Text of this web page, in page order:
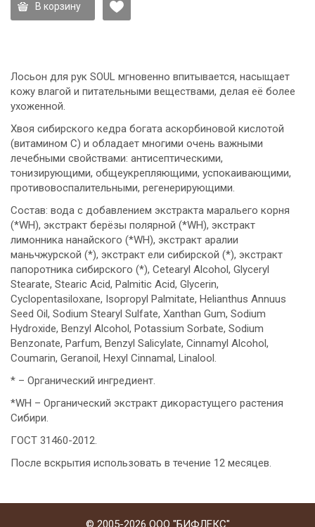
В корзину
Лосьон для рук SOUL мгновенно впитывается, насыщает
кожу влагой и питательными веществами, делая её более
ухоженной.
Хвоя сибирского кедра богата аскорбиновой кислотой
(витамином С) и обладает многими очень важными
лечебными свойствами: антисептическими,
тонизирующими, общеукрепляющими, успокаивающими,
противовоспалительными, регенерирующими.
Состав: вода с добавлением экстракта маральего корня
(*WH), экстракт берёзы полярной (*WH), экстракт
лимонника нанайского (*WH), экстракт аралии
маньчжурской (*), экстракт ели сибирской (*), экстракт
папоротника сибирского (*), Cetearyl Alcohol, Glyceryl
Stearate, Stearic Acid, Palmitic Acid, Glycerin,
Cyclopentasiloxane, Isopropyl Palmitate, Helianthus Annuus
Seed Oil, Sodium Stearyl Sulfate, Xanthan Gum, Sodium
Hydroxide, Benzyl Alcohol, Potassium Sorbate, Sodium
Benzonate, Parfum, Benzyl Salicylate, Cinnamyl Alcohol,
Coumarin, Geranoil, Hexyl Cinnamal, Linalool.
* – Органический ингредиент.
*WH – Органический экстракт дикорастущего растения
Сибири.
ГОСТ 31460-2012.
После вскрытия использовать в течение 12 месяцев.
© 2005-2026 ООО "БИФЛЕКС"